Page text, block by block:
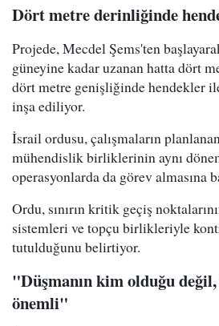
Dört metre derinliğinde
Projede, Mecdel Şems'ten
güneyine kadar uzanan hatta dört
dört metre genişliğinde hendekler
inşa ediliyor.
İsrail ordusu, çalışmaların
mühendislik birliklerinin aynı
operasyonlarda da görev almasına
Ordu, sınırın kritik geçiş
sistemleri ve topçu birlikleriyle
tutulduğunu belirtiyor.
"Düşmanın kim olduğu
önemli"